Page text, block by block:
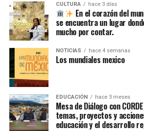
CULTURA hace 3 días
En el corazón del
se encuentra un lugar
mucho por contar.
NOTICIAS hace 4 semanas
Los mundiales mexico
EDUCACIÓN hace 3 meses
Mesa de Diálogo con
temas, proyectos y
educación y el desarrollo